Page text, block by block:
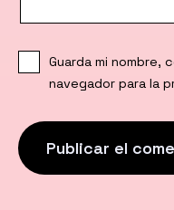
Guarda mi
navegador para la